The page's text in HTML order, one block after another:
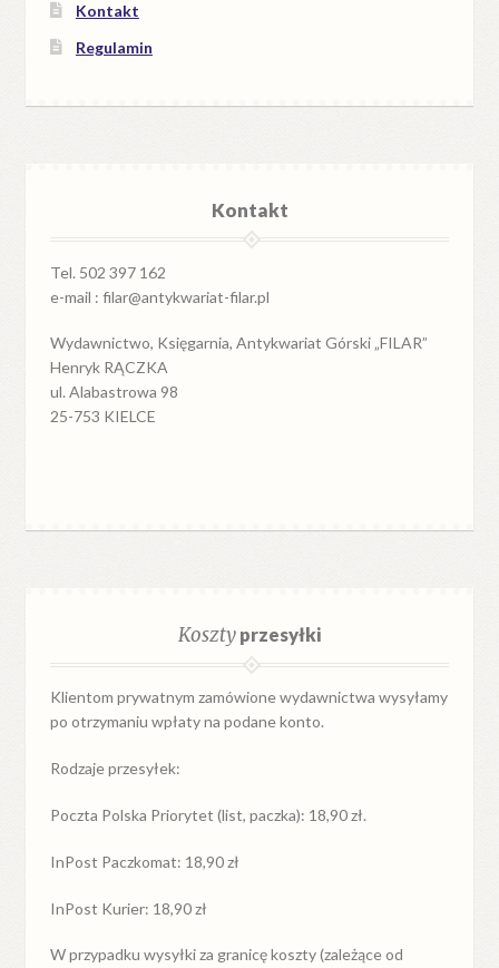
Kontakt
Regulamin
Kontakt
Tel. 502 397 162
e-mail : filar@antykwariat-filar.pl
Wydawnictwo, Księgarnia, Antykwariat Górski „FILAR”
Henryk RĄCZKA
ul. Alabastrowa 98
25-753 KIELCE
Kosztyprzesyłki
Klientom prywatnym zamówione wydawnictwa wysyłamy
po otrzymaniu wpłaty na podane konto.
Rodzaje przesyłek:
Poczta Polska Priorytet (list, paczka): 18,90 zł.
InPost Paczkomat: 18,90 zł
InPost Kurier: 18,90 zł
W przypadkuwysyłkiza granicękoszty (zależące od